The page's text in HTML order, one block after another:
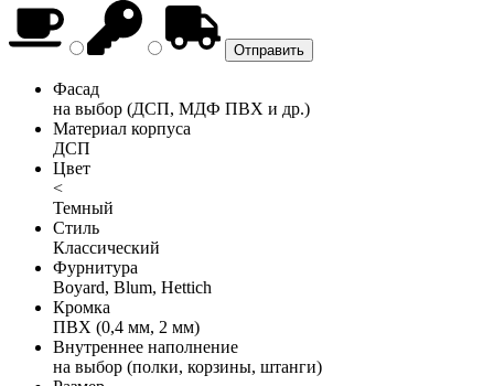
Фасад
на выбор (ДСП, МДФ ПВХ и др.)
Материал корпуса
ДСП
Цвет
<
Темный
Стиль
Классический
Фурнитура
Boyard, Blum, Hettich
Кромка
ПВХ (0,4 мм, 2 мм)
Внутреннее наполнение
на выбор (полки, корзины, штанги)